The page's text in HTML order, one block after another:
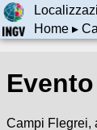
Home▸
Campi Flegrei,